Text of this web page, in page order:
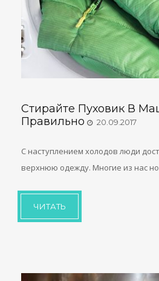
Стирайте Пуховик В
Правильно
20.09.2017
С наступлением холодов люди
верхнюю одежду. Многие из нас
ЧИТАТЬ